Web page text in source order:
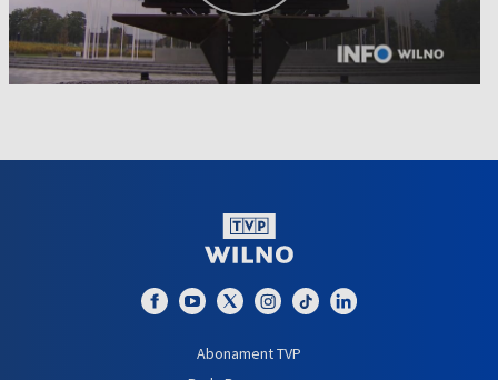
Abonament TVP